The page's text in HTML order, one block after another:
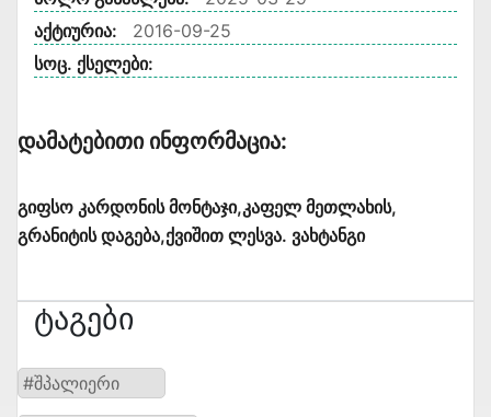
აქტიურია:
2016-09-25
სოც. ქსელები:
Დამატებითი Ინფორმაცია:
გიფსო კარდონის მონტაჯი,კაფელ მეთლახის,
გრანიტის დაგება,ქვიშით ლესვა. ვახტანგი
Ტაგები
#შპალიერი